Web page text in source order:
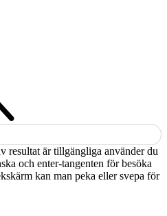
resultat är tillgängliga använder du
och enter-tangenten för besöka
kan man peka eller svepa för